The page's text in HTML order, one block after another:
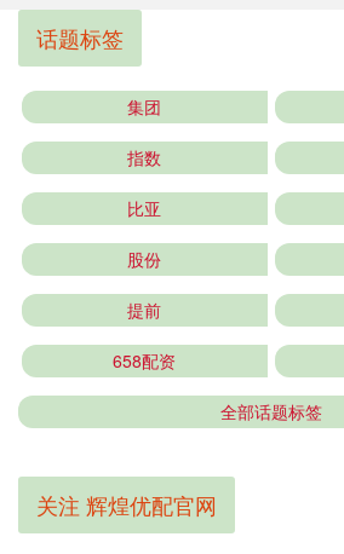
话题标签
集团
指数
比亚
股份
提前
658配资
全部话题标签
关注 辉煌优配官网